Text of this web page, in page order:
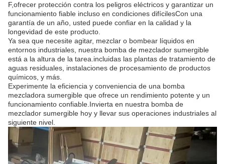
F,ofrecer protección contra los peligros eléctricos y garantizar un
funcionamiento fiable incluso en condiciones difícilesCon una
garantía de un año, usted puede confiar en la calidad y la
longevidad de este producto.
Ya sea que necesite agitar, mezclar o bombear líquidos en
entornos industriales, nuestra bomba de mezclador sumergible
está a la altura de la tarea.incluidas las plantas de tratamiento de
aguas residuales, instalaciones de procesamiento de productos
químicos, y más.
Experimente la eficiencia y conveniencia de una bomba
mezcladora sumergible que ofrece un rendimiento potente y un
funcionamiento confiable.Invierta en nuestra bomba de
mezclador sumergible hoy y llevar sus operaciones industriales al
siguiente nivel.